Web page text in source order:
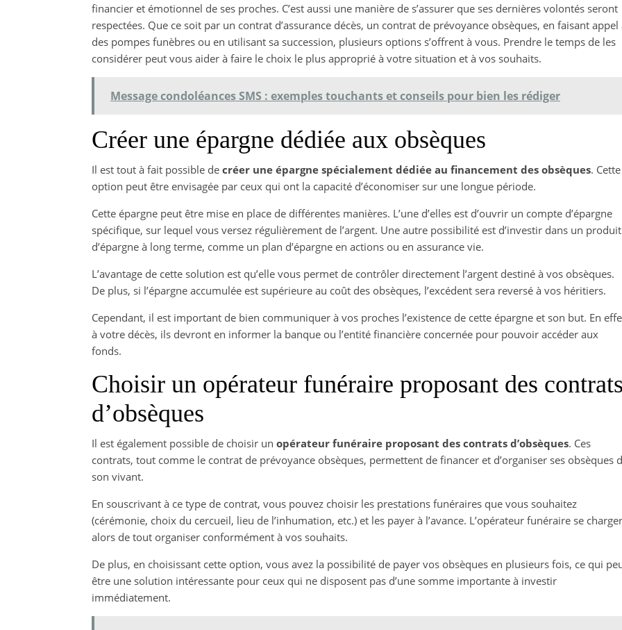
financier et émotionnel de ses proches. C’est aussi une manière de s’assurer que ses dernières volontés seront
respectées. Que ce soit par un contrat d’assurance décès, un contrat de prévoyance obsèques, en faisant appel
des pompes funèbres ou en utilisant sa succession, plusieurs options s’offrent à vous. Prendre le temps de les
considérer peut vous aider à faire le choix le plus approprié à votre situation et à vos souhaits.
Message condoléances SMS : exemples touchants et conseils pour bien les rédiger
Créer une épargne dédiée aux obsèques
Il est tout à fait possible de créer une épargne spécialement dédiée au financement des obsèques. Cette
option peut être envisagée par ceux qui ont la capacité d’économiser sur une longue période.
Cette épargne peut être mise en place de différentes manières. L’une d’elles est d’ouvrir un compte d’épargne
spécifique, sur lequel vous versez régulièrement de l’argent. Une autre possibilité est d’investir dans un produit
d’épargne à long terme, comme un plan d’épargne en actions ou en assurance vie.
L’avantage de cette solution est qu’elle vous permet de contrôler directement l’argent destiné à vos obsèques.
De plus, si l’épargne accumulée est supérieure au coût des obsèques, l’excédent sera reversé à vos héritiers.
Cependant, il est important de bien communiquer à vos proches l’existence de cette épargne et son but. En
à votre décès, ils devront en informer la banque ou l’entité financière concernée pour pouvoir accéder aux
fonds.
Choisir un opérateur funéraire proposant des
d’obsèques
Il est également possible de choisir un opérateur funéraire proposant des contrats d’obsèques. Ces
contrats, tout comme le contrat de prévoyance obsèques, permettent de financer et d’organiser ses obsèques
son vivant.
En souscrivant à ce type de contrat, vous pouvez choisir les prestations funéraires que vous souhaitez
(cérémonie, choix du cercueil, lieu de l’inhumation, etc.) et les payer à l’avance. L’opérateur funéraire se
alors de tout organiser conformément à vos souhaits.
De plus, en choisissant cette option, vous avez la possibilité de payer vos obsèques en plusieurs fois, ce qui
être une solution intéressante pour ceux qui ne disposent pas d’une somme importante à investir
immédiatement.